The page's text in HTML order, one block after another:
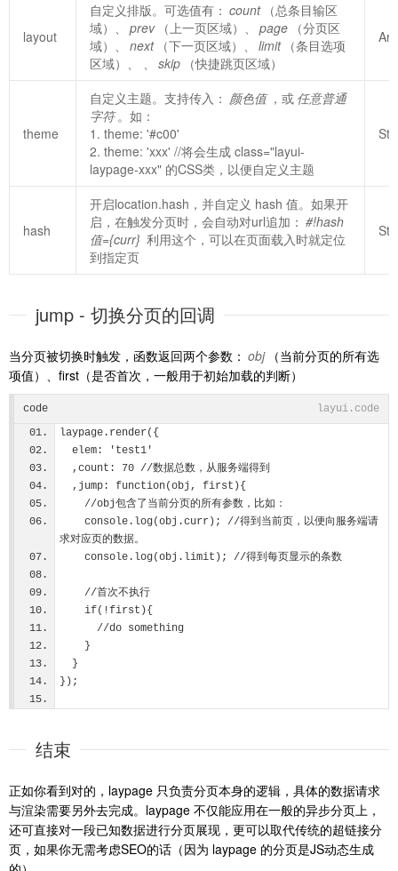
layout
自定义排版。可选值有： count （总条目输区
域）、
prev （上一页区域）、 page （分页区
域）、
next （下一页区域）、 limit （条目选项
区域）、 、
skip （快捷跳页区域）
theme
自定义主题。支持传入： 颜色值 ，或 任意普通
字符 。如：
1. theme: '#c00'
2. theme: 'xxx' //将会生成 class="layui-
laypage-xxx" 的CSS类，以便自定义主题
hash
开启location.hash，并自定义 hash 值。如果开
启，在触发分页时，会自动对url追加： #!hash
值={curr} 利用这个，可以在页面载入时就定位
到指定页
jump - 切换分页的回调
当分页被切换时触发，函数返回两个参数： obj （当前分页的所有选
项值）、first（是否首次，一般用于初始加载的判断）
code
layui.code
laypage.render({
  elem: 'test1'
  ,count: 70 //数据总数，从服务端得到
  ,jump: function(obj, first){
    //obj包含了当前分页的所有参数，比如：
求对应页的数据。
    console.log(obj.limit); //得到每页显示的条数
    //首次不执行
    if(!first){
      //do something
    }
  }
});
结束
正如你看到对的，laypage 只负责分页本身的逻辑，具体的数据请求
与渲染需要另外去完成。laypage 不仅能应用在一般的异步分页上，
还可直接对一段已知数据进行分页展现，更可以取代传统的超链接分
页，如果你无需考虑SEO的话（因为 laypage 的分页是JS动态生成